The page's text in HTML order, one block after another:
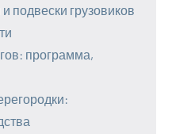
подвески грузовиков
программа,